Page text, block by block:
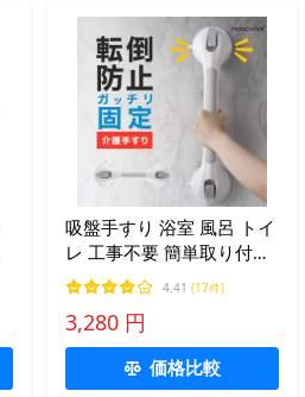
吸盤手すり 浴室 風呂 トイ
レ 工事不要 簡単取り付け
転倒防止 強力吸盤 風呂ハ
ンドル 入浴手すり 浴槽 立
ち上がり 滑り止め 介護 補
助 高齢者 子供 おすすめ
4.41 (17件)
3,280 円
価格比較